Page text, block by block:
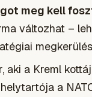
meg kell
változhat –
aki a Kreml
a